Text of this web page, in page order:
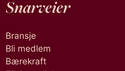
Snarveier
Bransje
Bli medlem
Bærekraft